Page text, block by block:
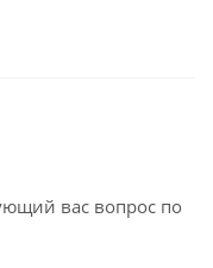
вас вопрос по